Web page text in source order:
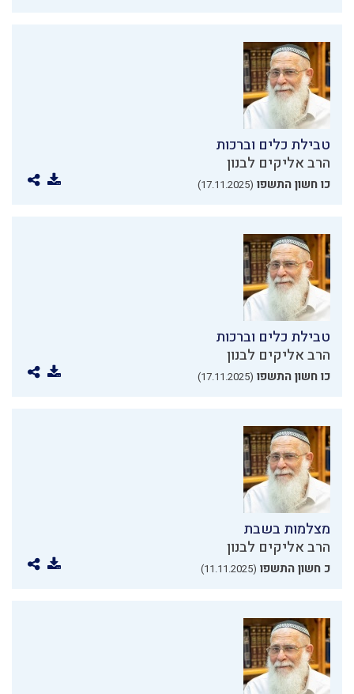
טבילת כלים וברכות
הרב אליקים לבנון
כו חשון התשפו (17.11.2025)
טבילת כלים וברכות
הרב אליקים לבנון
כו חשון התשפו (17.11.2025)
מצלמות בשבת
הרב אליקים לבנון
כ חשון התשפו (11.11.2025)